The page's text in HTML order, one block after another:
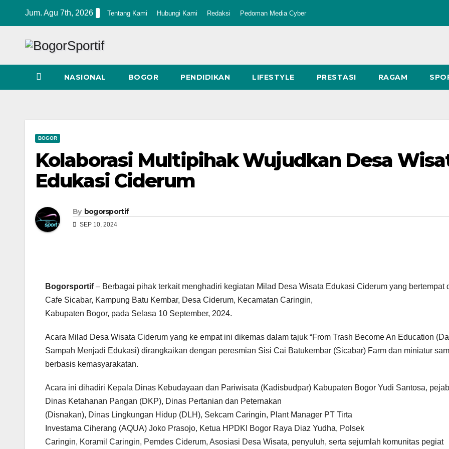
Jum. Agu 7th, 2026 Tentang Kami Hubungi Kami Redaksi Pedoman Media Cyber
NASIONAL BOGOR PENDIDIKAN LIFESTYLE PRESTASI RAGAM
BOGOR
Kolaborasi Multipihak Wujudkan Desa
Edukasi Ciderum
By bogorsportif
SEP 10, 2024
Bogorsportif– Berbagai pihak terkait menghadiri kegiatan Milad Desa Wisata Edukasi Ciderum yang bertempat
Cafe Sicabar, Kampung Batu Kembar, Desa Ciderum, Kecamatan Caringin,
Kabupaten Bogor, pada Selasa 10 September, 2024.
Acara Milad Desa Wisata Ciderum yang ke empat ini dikemas dalam tajuk “From Trash Become An Education
Sampah Menjadi Edukasi) dirangkaikan dengan peresmian Sisi Cai Batukembar (Sicabar) Farm dan miniatur
berbasis kemasyarakatan.
Acara ini dihadiri Kepala Dinas Kebudayaan dan Pariwisata (Kadisbudpar) Kabupaten Bogor Yudi Santosa,
Dinas Ketahanan Pangan (DKP), Dinas Pertanian dan Peternakan
(Disnakan), Dinas Lingkungan Hidup (DLH), Sekcam Caringin, Plant Manager PT Tirta
Investama Ciherang (AQUA) Joko Prasojo, Ketua HPDKI Bogor Raya Diaz Yudha, Polsek
Caringin, Koramil Caringin, Pemdes Ciderum, Asosiasi Desa Wisata, penyuluh, serta sejumlah komunitas pegiat